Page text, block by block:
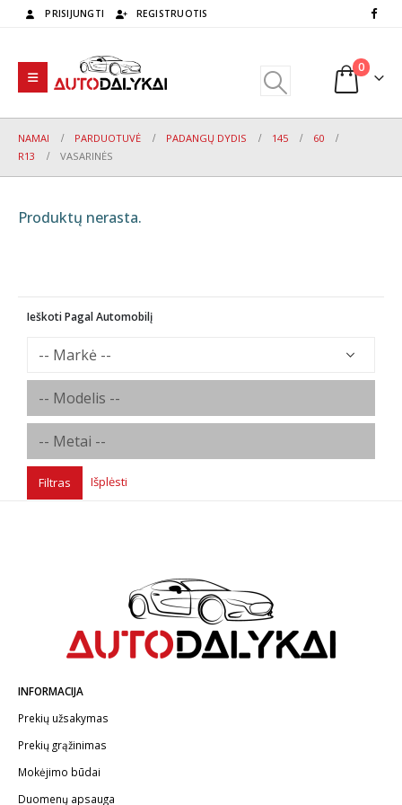
PRISIJUNGTI REGISTRUOTIS
0
NAMAI PARDUOTUVĖ PADANGŲ DYDIS 145
60
R13
VASARINĖS
Produktų nerasta.
Ieškoti Pagal Automobilį
Filtras Išplėsti
INFORMACIJA
Prekių užsakymas
Prekių grąžinimas
Mokėjimo būdai
Duomenų apsauga